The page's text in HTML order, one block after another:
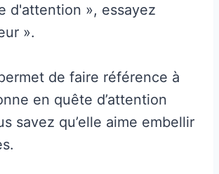
d'attention », essayez
».
de faire référence à
en quête d’attention
savez qu’elle aime embellir